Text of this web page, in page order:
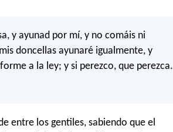
y ayunad por mí, y no comáis ni
doncellas ayunaré igualmente, y
a la ley; y si perezco, que perezca.
entre los gentiles, sabiendo que el